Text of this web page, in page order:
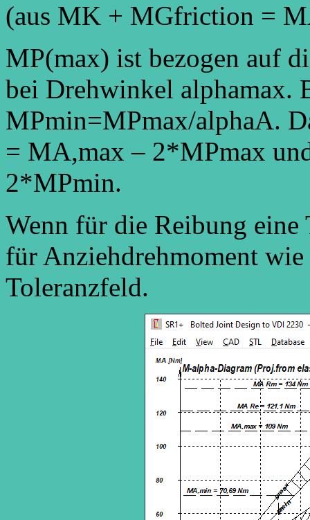
(aus MK + MGfriction =
MP(max) ist bezogen auf
bei Drehwinkel alphamax.
MPmin=MPmax/alphaA.
= MA,max – 2*MPmax
2*MPmin.
Wenn für die Reibung
für Anziehdrehmoment
Toleranzfeld.